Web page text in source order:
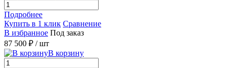
Подробнее
Купить в 1 клик Сравнение
В избранное Под заказ
87 500 ₽ / шт
В корзину